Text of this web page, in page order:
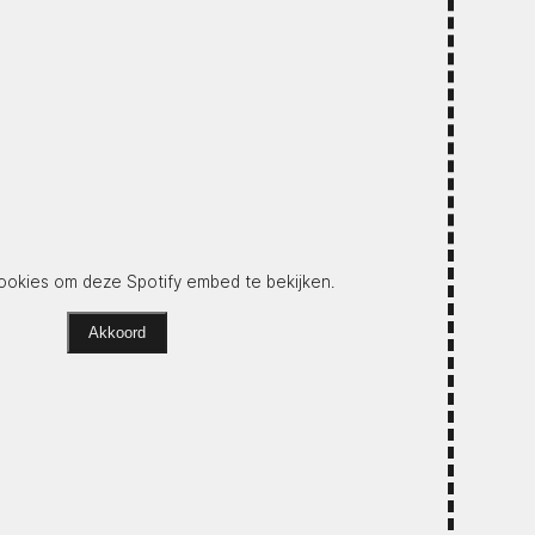
om deze Spotify embed te bekijken.
Akkoord